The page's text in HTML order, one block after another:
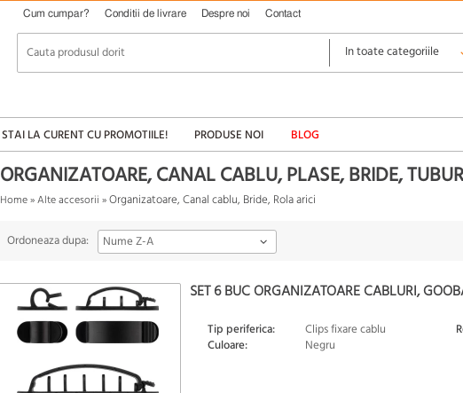
Cum cumpar? Conditii de livrare Despre noi Contact
STAI LA CURENT CU PROMOTIILE! PRODUSE NOI BLOG
ORGANIZATOARE, CANAL CABLU, PLASE, BRIDE,
Home»Alte accesorii »Organizatoare, Canal cablu, Bride, Rola arici
Ordoneaza dupa: Nume Z-A
SET 6 BUC ORGANIZATOARE CABLURI,
Tip periferica:
Clips fixare cablu
Culoare:
Negru